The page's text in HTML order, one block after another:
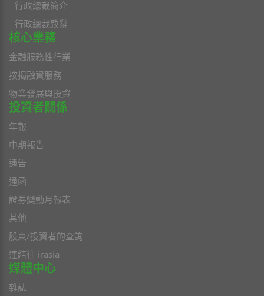
行政總裁簡介
行政總裁致辭
核心業務
金融服務性行業
按揭融資服務
物業發展與投資
投資者關係
年報
中期報告
通告
通函
證券變動月報表
其他
股東/投資者的查詢
連結往 irasia
媒體中心
雜誌